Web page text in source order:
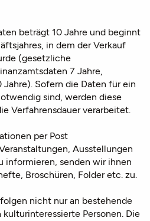
beträgt 10 Jahre und beginnt
in dem der Verkauf
(gesetzliche
7 Jahre,
Sofern die Daten für ein
sind, werden diese
Verfahrensdauer verarbeitet.
per Post
Ausstellungen
informieren, senden wir ihnen
Broschüren, Folder etc. zu.
nicht nur an bestehende
kulturinteressierte Personen. Die